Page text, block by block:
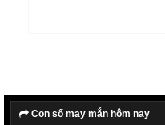
bà, cha mẹ, hay cùng
Con số may mắn hôm nay